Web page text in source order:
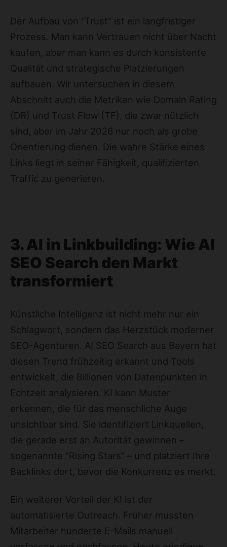
Der Aufbau von "Trust" ist ein langfristiger
Prozess. Man kann Vertrauen nicht über Nacht
kaufen, aber man kann es durch konsistente
Qualität und strategische Platzierungen
aufbauen. Wir untersuchen in diesem
Abschnitt auch die Metriken wie Domain Rating
(DR) und Trust Flow (TF), die zwar nützlich
sind, aber im Jahr 2026 nur noch als grobe
Orientierung dienen. Die wahre Stärke eines
Links liegt in seiner Fähigkeit, qualifizierten
Traffic zu generieren.
3. AI in Linkbuilding: Wie AI
SEO Search den Markt
transformiert
Künstliche Intelligenz ist nicht mehr nur ein
Schlagwort, sondern das Herzstück moderner
SEO-Agenturen. AI SEO Search aus Bayern hat
diesen Trend frühzeitig erkannt und Tools
entwickelt, die Billionen von Datenpunkten in
Echtzeit analysieren. KI kann Muster
erkennen, die für das menschliche Auge
unsichtbar sind. Sie identifiziert Linkquellen,
die gerade erst an Autorität gewinnen –
sogenannte "Rising Stars" – und platziert Ihre
Backlinks dort, bevor die Konkurrenz es merkt.
Ein weiterer Vorteil der KI ist der
automatisierte Outreach. Früher mussten
Mitarbeiter hunderte E-Mails manuell